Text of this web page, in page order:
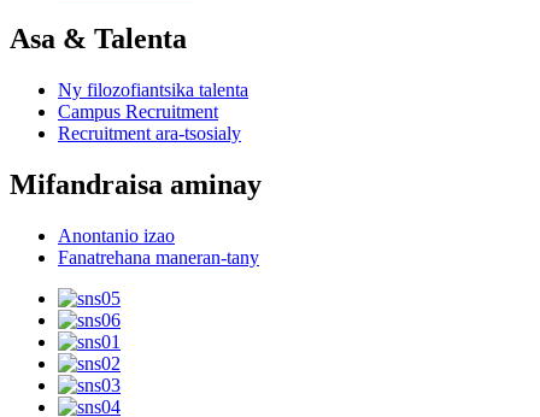
Asa & Talenta
Ny filozofiantsika talenta
Campus Recruitment
Recruitment ara-tsosialy
Mifandraisa aminay
Anontanio izao
Fanatrehana maneran-tany